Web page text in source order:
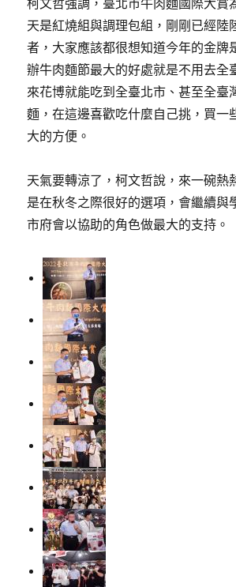
柯文哲強調，臺北市牛肉麵國際大賞
天是紅燒組與調理包組，剛剛已經陸
者，大家應該都很想知道今年的金牌
辦牛肉麵節最大的好處就是不用去全
來花博就能吃到全臺北市、甚至全臺
麵，在這邊喜歡吃什麼自己挑，買一
大的方便。
天氣要轉涼了，柯文哲說，來一碗熱
是在秋冬之際很好的選項，會繼續與
市府會以協助的角色做最大的支持。